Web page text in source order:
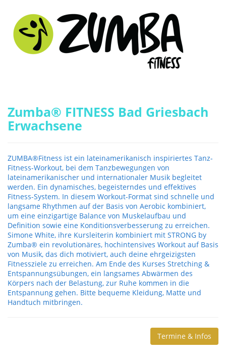
Zumba® FITNESS Bad Griesbach
Erwachsene
ZUMBA®Fitness ist ein lateinamerikanisch inspiriertes Tanz-
Fitness-Workout, bei dem Tanzbewegungen von
lateinamerikanischer und internationaler Musik begleitet
werden. Ein dynamisches, begeisterndes und effektives
Fitness-System. In diesem Workout-Format sind schnelle und
langsame Rhythmen auf der Basis von Aerobic kombiniert,
um eine einzigartige Balance von Muskelaufbau und
Definition sowie eine Konditionsverbesserung zu erreichen.
Simone White, ihre Kursleiterin kombiniert mit STRONG by
Zumba® ein revolutionäres, hochintensives Workout auf Basis
von Musik, das dich motiviert, auch deine ehrgeizigsten
Fitnessziele zu erreichen. Am Ende des Kurses Stretching &
Entspannungsübungen, ein langsames Abwärmen des
Körpers nach der Belastung, zur Ruhe kommen in die
Entspannung gehen. Bitte bequeme Kleidung, Matte und
Handtuch mitbringen.
Termine & Infos